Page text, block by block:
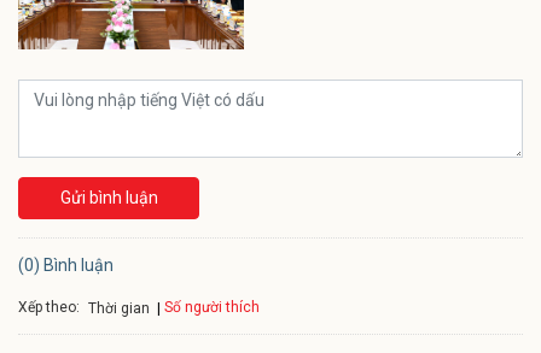
Gửi bình luận
(0) Bình luận
Xếp theo: Thời gian Số người thích